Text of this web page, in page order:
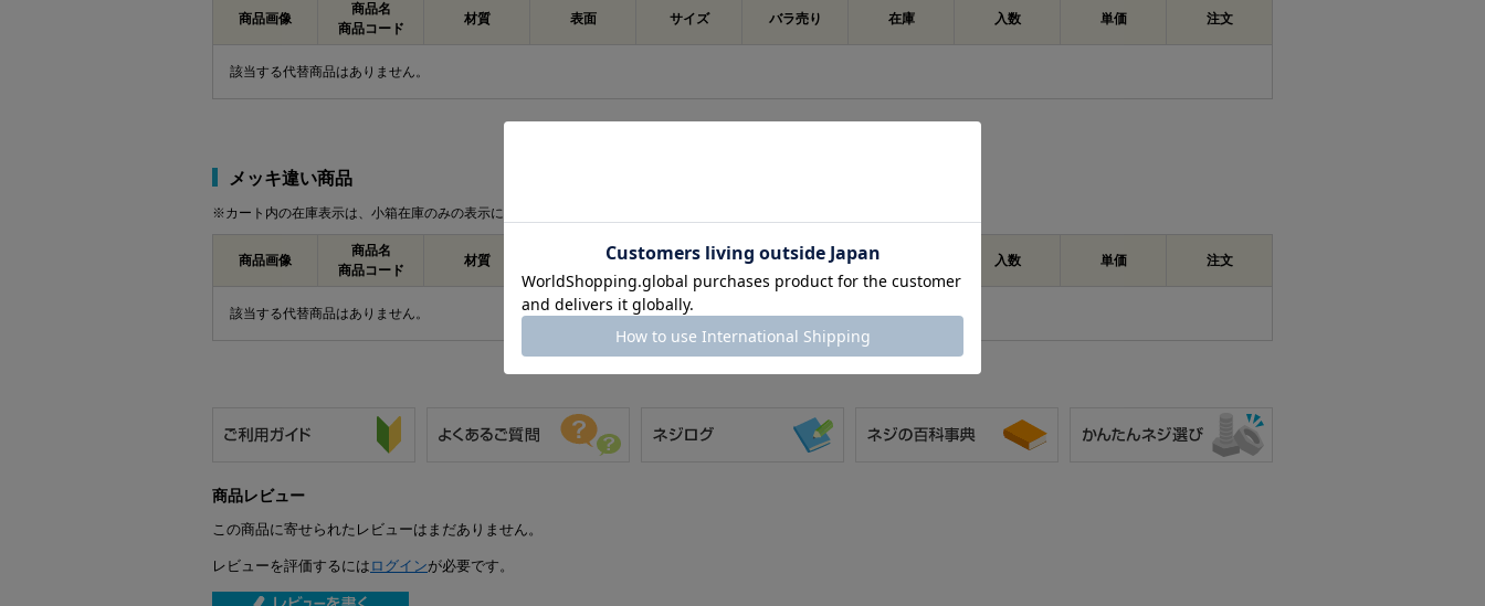
商品画像
商品名
商品コード
材質 表面 サイズ バラ売り 在庫 入数 単価 注文
該当する代替商品はありません。
メッキ違い商品
※カート内の在庫表示は、小箱在庫のみの表示になります。 ※下記リストは在庫がある商品を表示しております。
商品画像
商品名
商品コード
材質 サイズ バラ売り 入数 単価 注文
該当する代替商品はありません。
商品レビュー
この商品に寄せられたレビューはまだありません。
レビューを評価するには ログインが必要です。